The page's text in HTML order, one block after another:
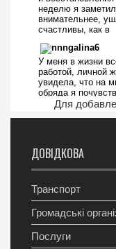
Для
ДОВІДКОВА
Транспорт
Громадські
Послуги